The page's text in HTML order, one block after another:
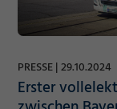
PRESSE 29.10.2024
Erster